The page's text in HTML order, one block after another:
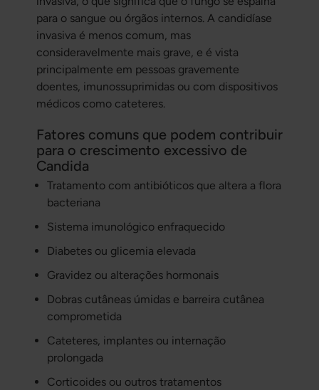
para o sangue ou órgãos internos. A candidíase
invasiva é menos comum, mas
consideravelmente mais grave, e é vista
principalmente em pessoas gravemente
doentes, imunossuprimidas ou com dispositivos
médicos como cateteres.
Fatores comuns que podem contribuir
para o crescimento excessivo de
Candida
Tratamento com antibióticos que altera a flora
bacteriana
Sistema imunológico enfraquecido
Diabetes ou glicemia elevada
Gravidez ou alterações hormonais
Dobras cutâneas úmidas e barreira cutânea
comprometida
Cateteres, implantes ou internação
prolongada
Corticoides ou outros tratamentos